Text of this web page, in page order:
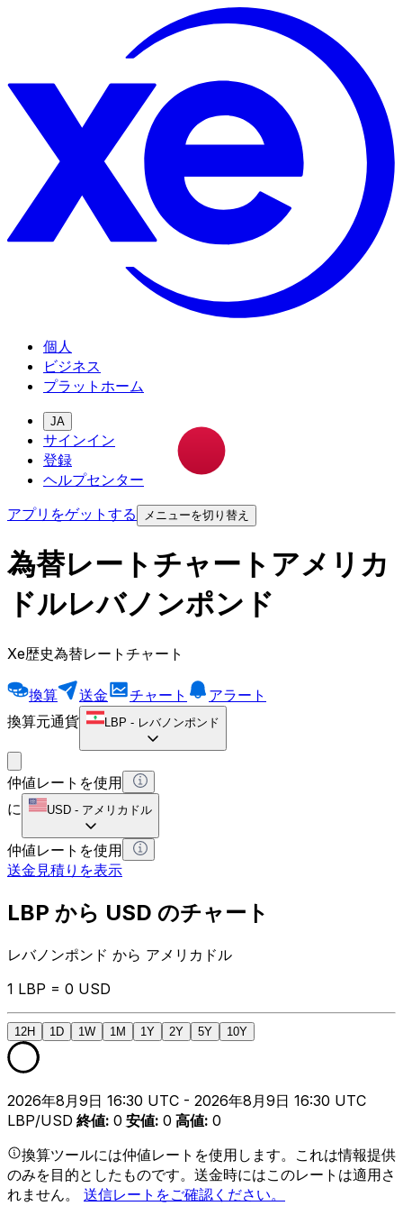
個人
ビジネス
プラットホーム
JA
サインイン
登録
ヘルプセンター
アプリをゲットする
メニューを切り替え
為替レートチャートアメリカ
ドルレバノンポンド
Xe歴史為替レートチャート
換算 送金 チャート
アラート
換算元通貨
LBP - レバノンポンド
仲値レートを使用
に
USD - アメリカドル
仲値レートを使用
送金見積りを表示
LBP から USD のチャート
レバノンポンド から アメリカドル
1 LBP = 0 USD
12H 1D 1W 1M 1Y 2Y 5Y 10Y
2026年8月9日 16:30 UTC - 2026年8月9日 16:30 UTC
LBP/USD 終値: 0 安値: 0 高値: 0
換算ツールには仲値レートを使用します。これは情報提供
のみを目的としたものです。送金時にはこのレートは適用さ
れません。 送信レートをご確認ください。